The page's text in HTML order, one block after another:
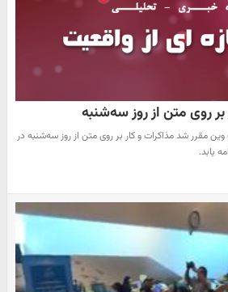
بر روی متن از روز سه‌شنبه
مقرر شد مذاکرات و کار بر روی متن از روز سه‌شنبه در
یابد.